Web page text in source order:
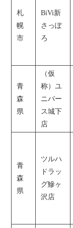
札
幌
市
BiVi新
さっぽ
ろ
青
森
県
（仮
称）ユ
ニバー
ス城下
店
青
森
県
ツルハ
ドラッ
グ鰺ヶ
沢店